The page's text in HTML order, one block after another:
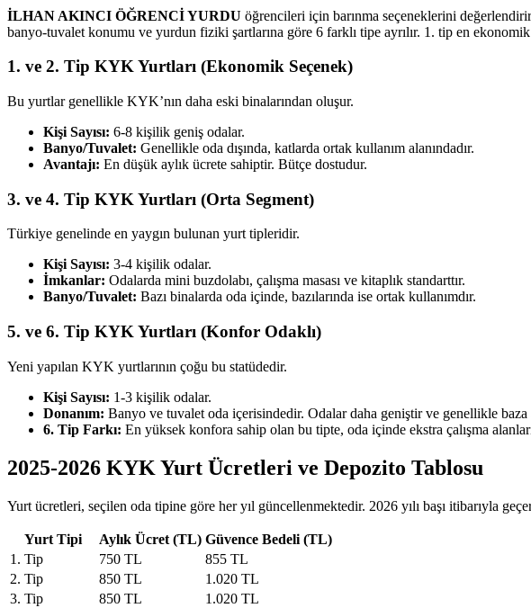
İLHAN AKINCI ÖĞRENCİ YURDU öğrencileri için barınma seçeneklerini
banyo-tuvalet konumu ve yurdun fiziki şartlarına göre 6 farklı tipe ayrılır. 1. tip en
1. ve 2. Tip KYK Yurtları (Ekonomik Seçenek)
Bu yurtlar genellikle KYK’nın daha eski binalarından oluşur.
Kişi Sayısı: 6-8 kişilik geniş odalar.
Banyo/Tuvalet: Genellikle oda dışında, katlarda ortak kullanım alanındadır.
Avantajı: En düşük aylık ücrete sahiptir. Bütçe dostudur.
3. ve 4. Tip KYK Yurtları (Orta Segment)
Türkiye genelinde en yaygın bulunan yurt tipleridir.
Kişi Sayısı: 3-4 kişilik odalar.
İmkanlar: Odalarda mini buzdolabı, çalışma masası ve kitaplık standarttır.
Banyo/Tuvalet: Bazı binalarda oda içinde, bazılarında ise ortak kullanımdır.
5. ve 6. Tip KYK Yurtları (Konfor Odaklı)
Yeni yapılan KYK yurtlarının çoğu bu statüdedir.
Kişi Sayısı: 1-3 kişilik odalar.
Donanım: Banyo ve tuvalet oda içerisindedir. Odalar daha geniştir ve genellikle baza
6. Tip Farkı: En yüksek konfora sahip olan bu tipte, oda içinde ekstra çalışma
2025-2026 KYK Yurt Ücretleri ve Depozito Tablosu
Yurt ücretleri, seçilen oda tipine göre her yıl güncellenmektedir. 2026 yılı başı itibarıyla
Yurt Tipi Aylık Ücret (TL) Güvence Bedeli (TL)
1. Tip
750 TL
855 TL
2. Tip
850 TL
1.020 TL
3. Tip
850 TL
1.020 TL